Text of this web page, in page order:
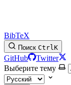
BibTeX
Поиск CtrlK
GitHub
Twitter
Выберите тему